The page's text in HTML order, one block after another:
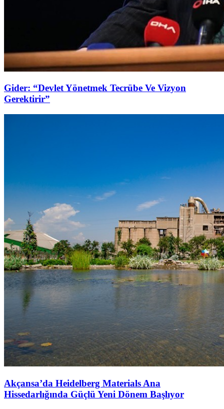
Gider: “Devlet Yönetmek Tecrübe Ve Vizyon
Gerektirir”
Akçansa’da Heidelberg Materials Ana
Hissedarlığında Güçlü Yeni Dönem Başlıyor